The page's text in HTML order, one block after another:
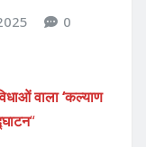
0
वाला ‘कल्याण
“